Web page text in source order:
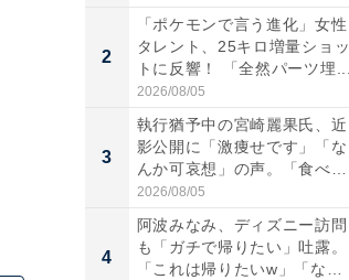
2
「ポケモンで言う進化」女性
タレント、25キロ増量ショッ
トに反響！ 「全然パーツ埋...
2026/08/05
3
執行猶予中の宮崎麗果氏、近
影公開に「激痩せです」「な
んか可哀想」の声。「食べら
れ...
2026/08/05
4
阿波みなみ、ディズニー訪問
も「ガチで帰りたい」吐露。
「これは帰りたいw」「なん